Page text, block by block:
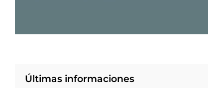
Últimas informaciones